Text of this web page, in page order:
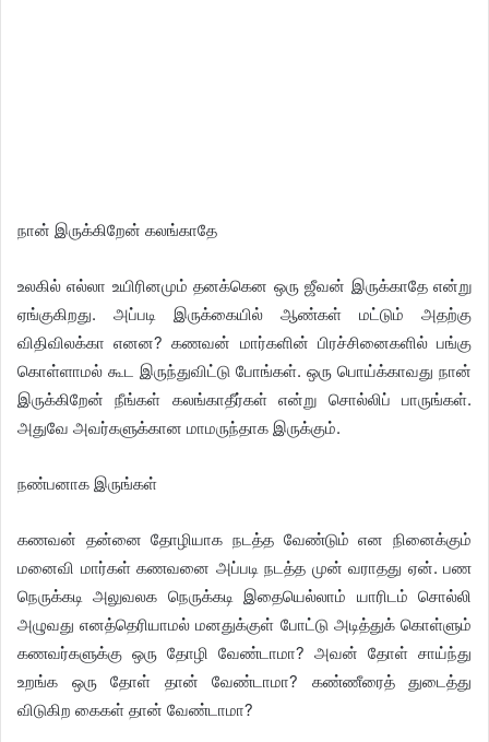
நான் இருக்கிறேன் கலங்காதே
உலகில் எல்லா உயிரினமும் தனக்கென ஒரு ஜீவன் இருக்காதே என்று
ஏங்குகிறது. அப்படி இருக்கையில் ஆண்கள் மட்டும் அதற்கு
விதிவிலக்கா எனன? கணவன் மார்களின் பிரச்சினைகளில் பங்கு
கொள்ளாமல் கூட இருந்துவிட்டு போங்கள். ஒரு பொய்க்காவது நான்
இருக்கிறேன் நீங்கள் கலங்காதீர்கள் என்று சொல்லிப் பாருங்கள்.
அதுவே அவர்களுக்கான மாமருந்தாக இருக்கும்.
நண்பனாக இருங்கள்
கணவன் தன்னை தோழியாக நடத்த வேண்டும் என நினைக்கும்
மனைவி மார்கள் கணவனை அப்படி நடத்த முன் வராதது ஏன். பண
நெருக்கடி அலுவலக நெருக்கடி இதையெல்லாம் யாரிடம் சொல்லி
அழுவது எனத்தெரியாமல் மனதுக்குள் போட்டு அடித்துக் கொள்ளும்
கணவர்களுக்கு ஒரு தோழி வேண்டாமா? அவன் தோள் சாய்ந்து
உறங்க ஒரு தோள் தான் வேண்டாமா? கண்ணீரைத் துடைத்து
விடுகிற கைகள் தான் வேண்டாமா?